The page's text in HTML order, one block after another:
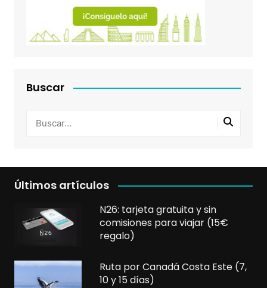
Buscar
Últimos artículos
N26: tarjeta gratuita y sin
comisiones para viajar (15€
regalo)
Ruta por Canadá Costa Este (7,
10 y 15 días)